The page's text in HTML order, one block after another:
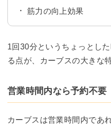
筋力の向上効果
1回30分というちょっとし
る点が、カーブスの大きな
営業時間内なら予約不要
カーブスは営業時間内であ